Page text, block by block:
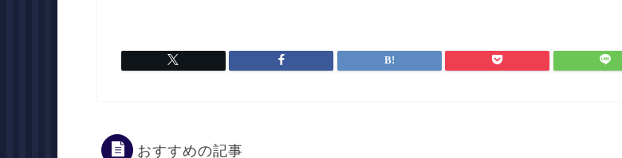
おすすめの記事